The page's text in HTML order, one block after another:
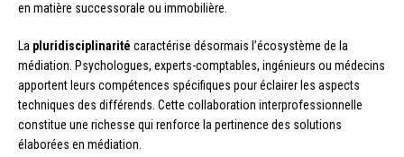
en matière successorale ou immobilière.
La pluridisciplinarité caractérise désormais l’écosystème de la
médiation. Psychologues, experts-comptables, ingénieurs ou médecins
apportent leurs compétences spécifiques pour éclairer les aspects
techniques des différends. Cette collaboration interprofessionnelle
constitue une richesse qui renforce la pertinence des solutions
élaborées en médiation.